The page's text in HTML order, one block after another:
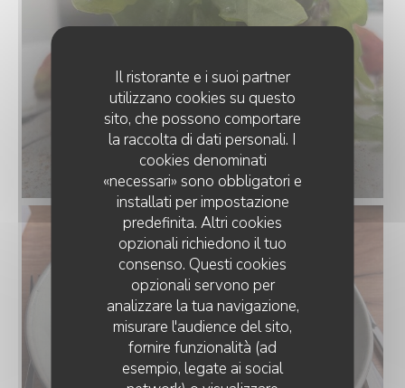
Il ristorante e i suoi partner
utilizzano cookies su questo
sito, che possono comportare
la raccolta di dati personali. I
cookies denominati
«necessari» sono obbligatori e
installati per impostazione
predefinita. Altri cookies
opzionali richiedono il tuo
consenso. Questi cookies
opzionali servono per
analizzare la tua navigazione,
misurare l'audience del sito,
fornire funzionalità (ad
esempio, legate ai social